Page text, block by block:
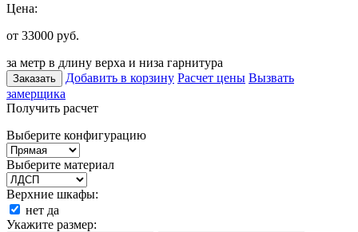
Цена:
от 33000 руб.
за метр в длину верха и низа гарнитура
Заказать Добавить в корзину Расчет цены Вызвать
замерщика
Получить расчет
Выберите конфигурацию
Выберите материал
Верхние шкафы:
нет да
Укажите размер: